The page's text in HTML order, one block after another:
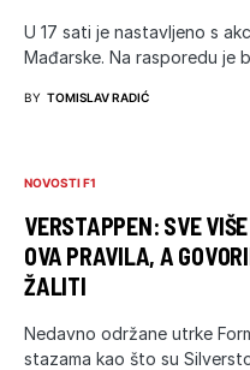
U 17 sati je nastavljeno s
Mađarske. Na rasporedu je
BY TOMISLAV RADIĆ
NOVOSTI F1
VERSTAPPEN: SVE
OVA PRAVILA, A
ŽALITI
Nedavno održane utrke
stazama kao što su